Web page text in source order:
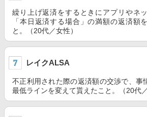
繰り上げ返済をするときにアプリやネ
「本日返済する場合」の満額の返済額
と。（20代／女性）
レイクALSA
不正利用された際の返済額の交渉で、事
最低ラインを変えて貰えたこと。（20代／